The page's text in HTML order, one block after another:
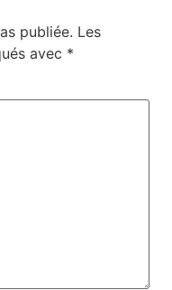
publiée. Les
avec *